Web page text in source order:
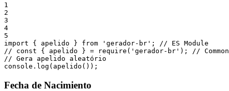
1
2
3
4
5
import
{ apelido } from 'gerador-br' ;
// ES Module
// const { apelido } = require('gerador-br'); //
// Gera apelido aleatório
console . log ( apelido ( ) ) ;
Fecha de Nacimiento